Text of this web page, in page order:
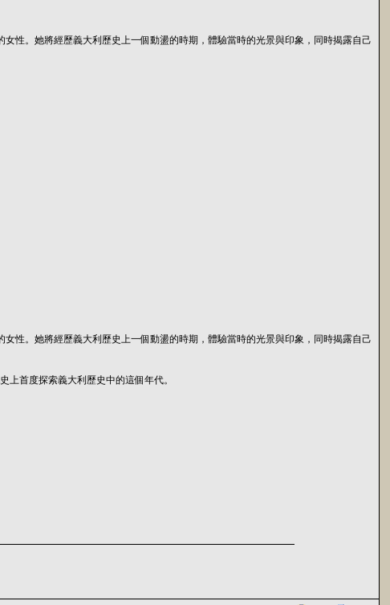
性。她將經歷義大利歷史上一個動盪的時期，體驗當時的光景與印象，同時揭露自己
性。她將經歷義大利歷史上一個動盪的時期，體驗當時的光景與印象，同時揭露自己
上首度探索義大利歷史中的這個年代。